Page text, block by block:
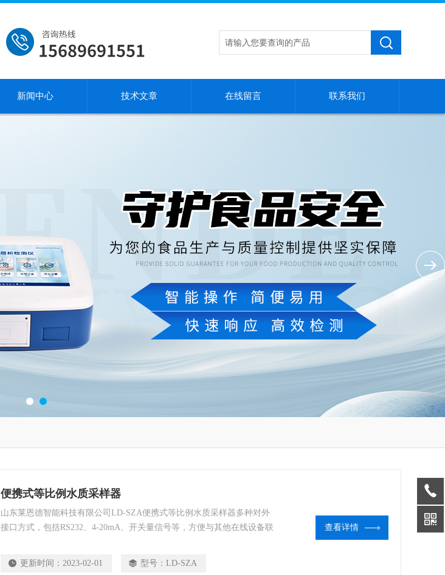
新闻中心 技术文章 在线留言 联系我们
便携式等比例水质采样器
山东莱恩德智能科技有限公司LD-SZA便携式等比例水质采样器多种对外
接口方式，包括RS232、4-20mA、开关量信号等，方便与其他在线设备联
更新时间： 2023-02-01 型号： LD-SZA
查看详情